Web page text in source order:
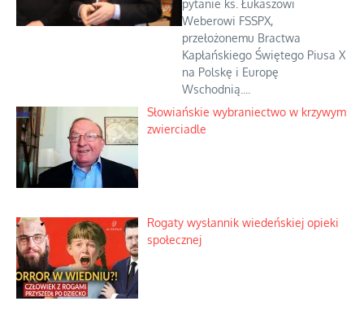
pytanie ks. Łukaszowi
Weberowi FSSPX,
przełożonemu Bractwa
Kapłańskiego Świętego Piusa X
na Polskę i Europę
Wschodnią....
Słowiańskie wybraniectwo w krzywym
zwierciadle
Rogaty wysłannik wiedeńskiej opieki
społecznej